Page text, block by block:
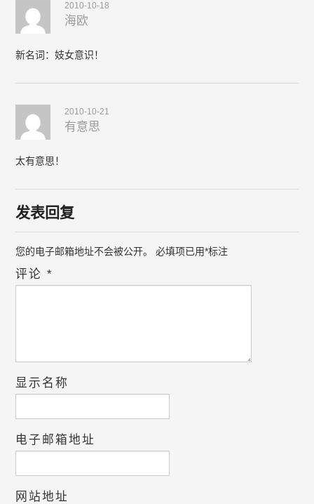
2010-10-18
海欧
新名词：妓女意识！
2010-10-21
有意思
太有意思！
发表回复
您的电子邮箱地址不会被公开。 必填项已用*标注
评论*
显示名称
电子邮箱地址
网站地址